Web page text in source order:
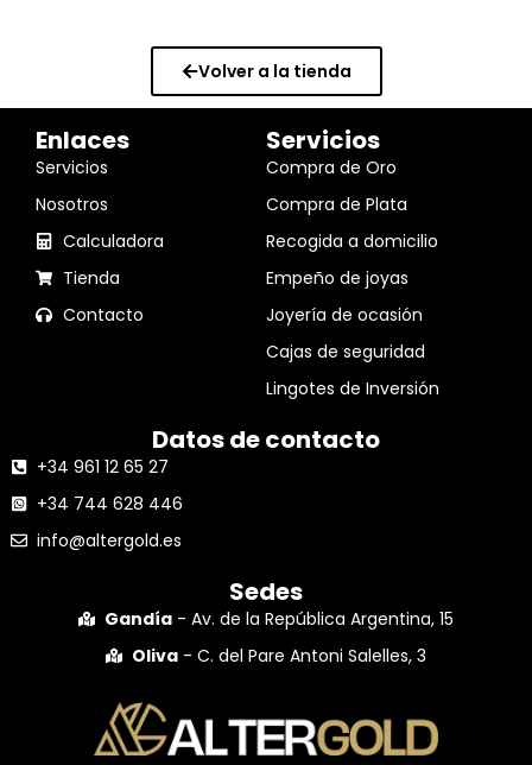
Volver a la tienda
Enlaces
Servicios
Nosotros
Calculadora
Tienda
Contacto
Servicios
Compra de Oro
Compra de Plata
Recogida a domicilio
Empeño de joyas
Joyería de ocasión
Cajas de seguridad
Lingotes de Inversión
Datos de contacto
+34 961 12 65 27
+34 744 628 446
info@altergold.es
Sedes
Gandía - Av. de la República Argentina, 15
Oliva - C. del Pare Antoni Salelles, 3